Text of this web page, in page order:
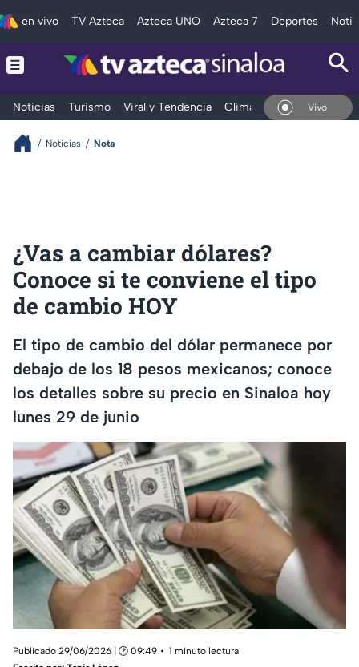
en vivo TV Azteca Azteca UNO Azteca 7 Deportes
Noticias Turismo Viral y Tendencia Clima Deportes
En Vivo
Noticias Nota
¿Vas a cambiar dólares?
Conoce si te conviene el tipo
de cambio HOY
El tipo de cambio del dólar permanece por
debajo de los 18 pesos mexicanos; conoce
los detalles sobre su precio en Sinaloa hoy
lunes 29 de junio
Publicado 29/06/2026 | 🕑 09:49
1 minuto lectura